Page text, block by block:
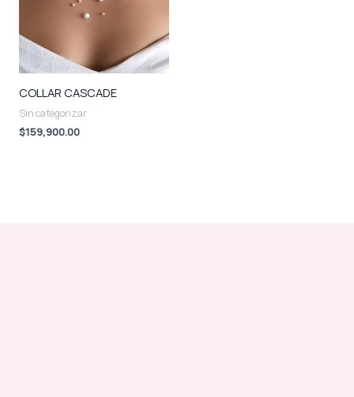
COLLAR CASCADE
Sin categorizar
$159,900.00